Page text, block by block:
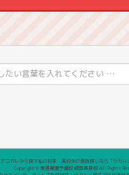
アコガレから探す私の将来！高校生の進路探しなら「ウカル
Copyright © 東進衛星予備校 岐阜長良校 All Rights